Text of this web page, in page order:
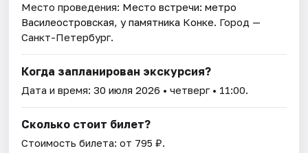
Место проведения: Место встречи: метро
Василеостровская, у памятника Конке. Город —
Санкт-Петербург.
Когда запланирован экскурсия?
Дата и время:30 июля 2026 • четверг • 11:00.
Сколько стоит билет?
Стоимость билета: от 795 ₽.